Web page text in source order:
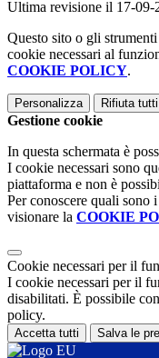
Ultima revisione il 17-09-
Questo sito o gli
cookie necessari al
COOKIE POLICY.
Personalizza Rifiuta tutti
Gestione cookie
In questa schermata è
I cookie necessari sono
piattaforma e non è
Per conoscere quali sono
visionare la COOKIE
Cookie necessari per il
I cookie necessari per il
disabilitati. È possibile
policy.
Accetta tutti Salva le